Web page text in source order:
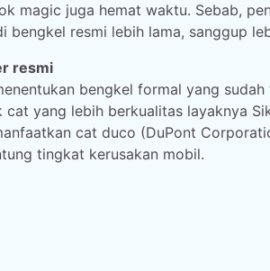
magic juga hemat waktu. Sebab,
resmi lebih lama, sanggup
resmi
bengkel formal yang sudah
yang lebih berkualitas layaknya
cat duco (DuPont
tingkat kerusakan mobil.